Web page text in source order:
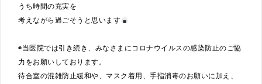
うち時間の充実を
考えながら過ごそうと思います
◉当医院では引き続き、みなさまにコロナウイルスの感染防止のご協
力をお願いしております。
待合室の混雑防止緩和や、マスク着用、手指消毒のお願いに加え、